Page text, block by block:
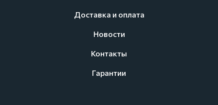
Доставка и оплата
Новости
Контакты
Гарантии